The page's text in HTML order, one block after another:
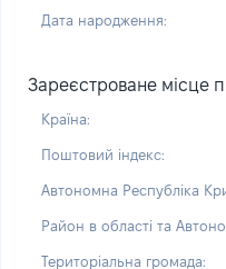
Дата народження:
Зареєстроване місце
Країна:
Поштовий індекс:
Автономна Республіка
Район в області та
Територіальна громада: